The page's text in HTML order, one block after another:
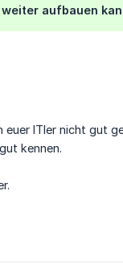
aufbauen
ITler nicht gut
kennen.